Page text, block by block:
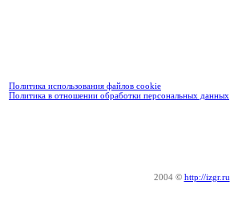
Политика использования файлов cookie
Политика в отношении обработки персональных данных
2004 © http://izgr.ru